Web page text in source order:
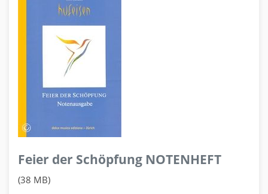
Feier der Schöpfung NOTENHEFT
(38 MB)